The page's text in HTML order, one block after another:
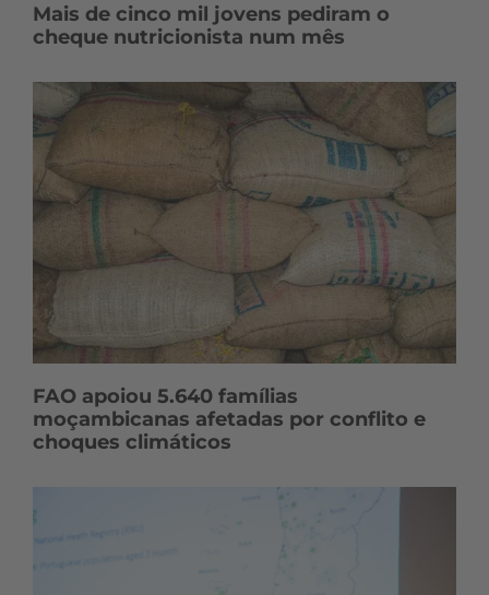
Mais de cinco mil jovens pediram o
cheque nutricionista num mês
FAO apoiou 5.640 famílias
moçambicanas afetadas por conflito e
choques climáticos